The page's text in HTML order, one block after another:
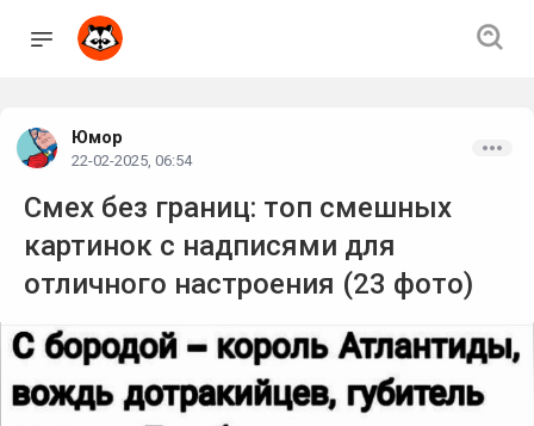
Юмор
22-02-2025, 06:54
Смех без границ: топ смешных
картинок с надписями для
отличного настроения (23 фото)